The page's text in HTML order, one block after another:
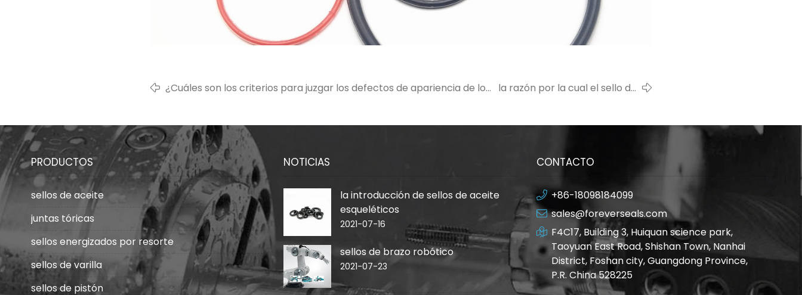
¿Cuáles son los criterios para juzgar los defectos de apariencia de los
la razón por la cual el sello de
PRODUCTOS
sellos de aceite
juntas tóricas
sellos energizados por resorte
sellos de varilla
sellos de pistón
NOTICIAS
la introducción de sellos de aceite
esqueléticos
2021-07-16
sellos de brazo robótico
2021-07-23
CONTACTO
+86-18098184099
sales@foreverseals.com
F4C17, Building 3, Huiquan science park,
Taoyuan East Road, Shishan Town, Nanhai
District, Foshan city, Guangdong Province,
P.R. China 528225